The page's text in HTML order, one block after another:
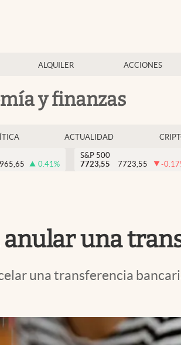
ALQUILER ACCIONES
y finanzas
ACTUALIDAD
0.41%
S&P 500
7723,55
7723,55 -0.17
una
una transferencia